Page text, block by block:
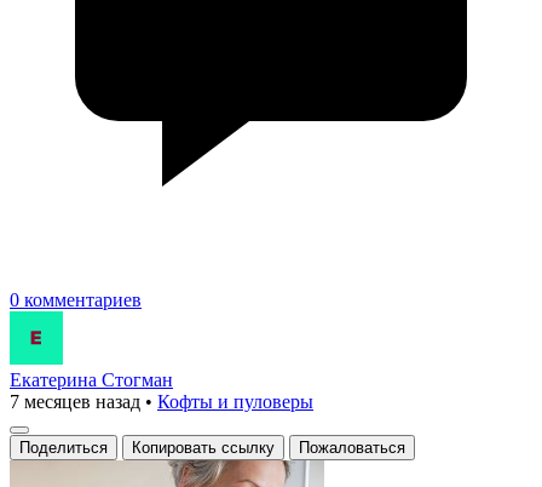
0 комментариев
Екатерина Стогман
7 месяцев назад • Кофты и пуловеры
Поделиться Копировать ссылку Пожаловаться